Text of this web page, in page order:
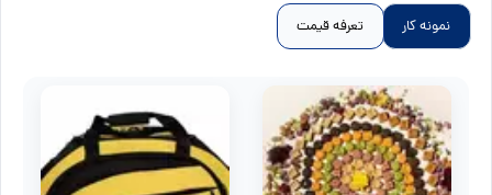
نمونه کار تعرفه قیمت